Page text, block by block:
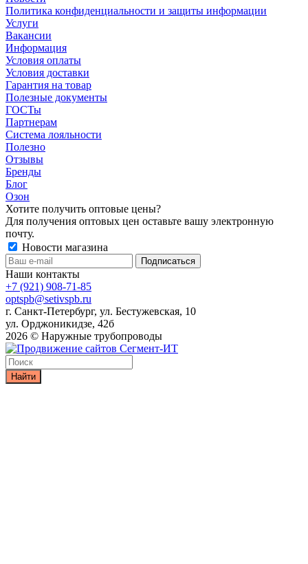
Политика конфиденциальности и защиты информации
Услуги
Вакансии
Информация
Условия оплаты
Условия доставки
Гарантия на товар
Полезные документы
ГОСТы
Партнерам
Система лояльности
Полезно
Отзывы
Бренды
Блог
Озон
Хотите получить оптовые цены?
Для получения оптовых цен оставьте вашу электронную
почту.
Новости магазина
Наши контакты
+7 (921) 908-71-85
optspb@setivspb.ru
г. Санкт-Петербург, ул. Бестужевская, 10
ул. Орджоникидзе, 42б
2026 © Наружные трубопроводы
Найти